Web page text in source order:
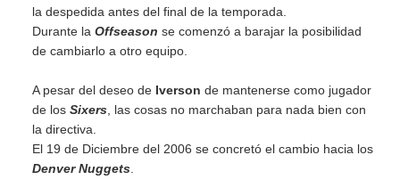
la despedida antes del final de la temporada.
Durante la Offseason se comenzó a barajar la posibilidad
de cambiarlo a otro equipo.
A pesar del deseo de Iverson de mantenerse como jugador
de los Sixers , las cosas no marchaban para nada bien con
la directiva.
El 19 de Diciembre del 2006 se concretó el cambio hacia los
Denver Nuggets